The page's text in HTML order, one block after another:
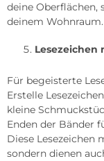
deine Oberflächen,
deinem Wohnraum.
Lesezeichen
Für begeisterte
Erstelle
kleine
Enden der Bänder
Diese Lesezeichen
sondern dienen